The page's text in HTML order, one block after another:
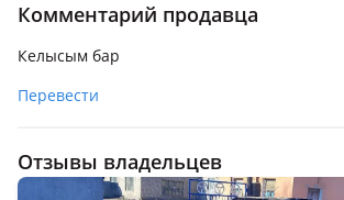
Комментарий продавца
Келысым бар
Перевести
Отзывы владельцев